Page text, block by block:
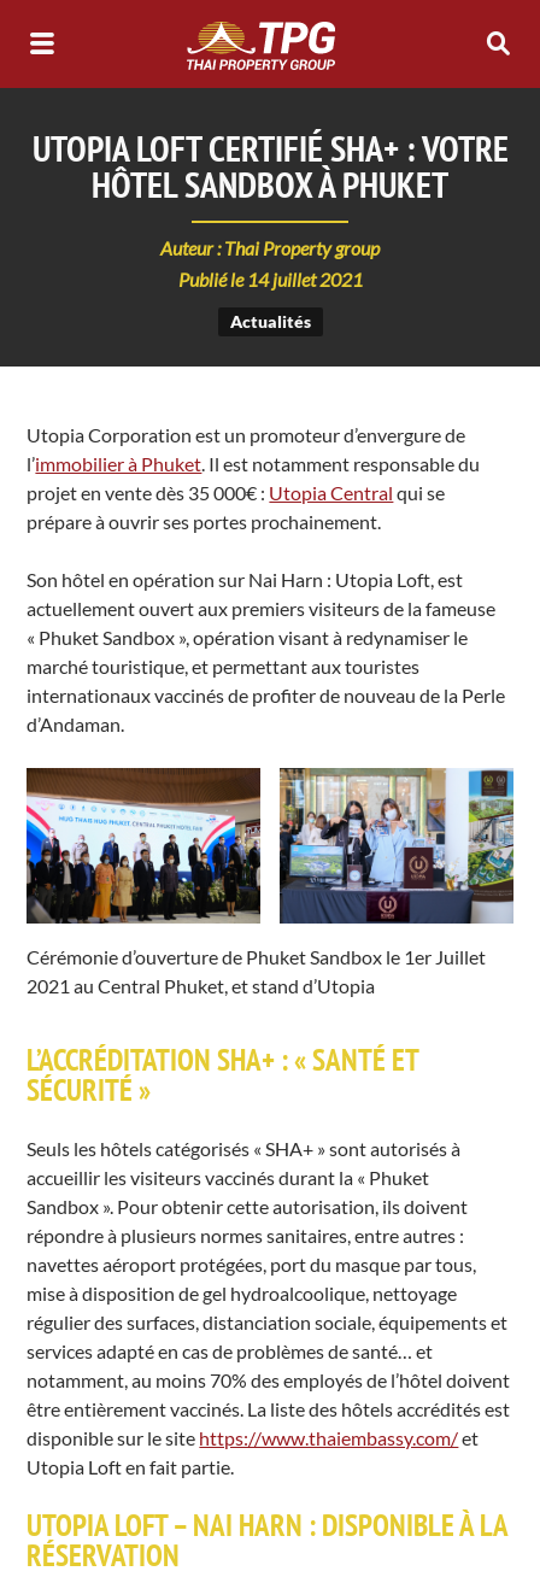
UTOPIA LOFT CERTIFIÉ SHA+ : VOTRE
HÔTEL SANDBOX À PHUKET
Auteur : Thai Property group
Publié le 14 juillet 2021
Actualités
Utopia Corporation est un promoteur d’envergure de
l’immobilier à Phuket. Il est notamment responsable du
projet en vente dès 35 000€ : Utopia Central qui se
prépare à ouvrir ses portes prochainement.
Son hôtel en opération sur Nai Harn : Utopia Loft, est
actuellement ouvert aux premiers visiteurs de la fameuse
« Phuket Sandbox », opération visant à redynamiser le
marché touristique, et permettant aux touristes
internationaux vaccinés de profiter de nouveau de la Perle
d’Andaman.
Cérémonie d’ouverture de Phuket Sandbox le 1er Juillet
2021 au Central Phuket, et stand d’Utopia
L’ACCRÉDITATION SHA+ : « SANTÉ ET
SÉCURITÉ »
Seuls les hôtels catégorisés « SHA+ » sont autorisés à
accueillir les visiteurs vaccinés durant la « Phuket
Sandbox ». Pour obtenir cette autorisation, ils doivent
répondre à plusieurs normes sanitaires, entre autres :
navettes aéroport protégées, port du masque par tous,
mise à disposition de gel hydroalcoolique, nettoyage
régulier des surfaces, distanciation sociale, équipements et
services adapté en cas de problèmes de santé… et
notamment, au moins 70% des employés de l’hôtel doivent
être entièrement vaccinés. La liste des hôtels accrédités est
disponible sur le site https://www.thaiembassy.com/et
Utopia Loft en fait partie.
UTOPIA LOFT – NAI HARN : DISPONIBLE À LA
RÉSERVATION